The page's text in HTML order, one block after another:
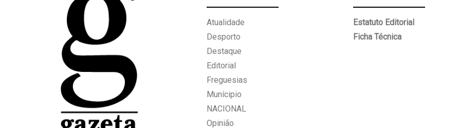
Atualidade
Desporto
Destaque
Editorial
Freguesias
Munícipio
NACIONAL
Opinião
Estatuto Editorial
Ficha Técnica